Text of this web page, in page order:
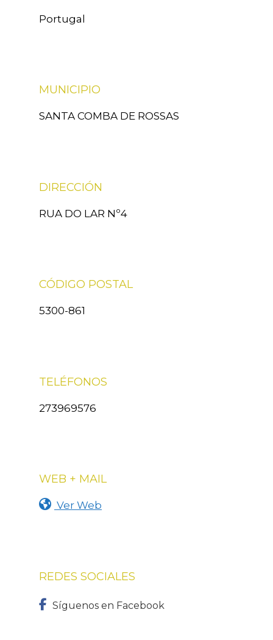
Portugal
MUNICIPIO
SANTA COMBA DE ROSSAS
DIRECCIÓN
RUA DO LAR Nº4
CÓDIGO POSTAL
5300-861
TELÉFONOS
273969576
WEB + MAIL
Ver Web
REDES SOCIALES
Síguenos en Facebook